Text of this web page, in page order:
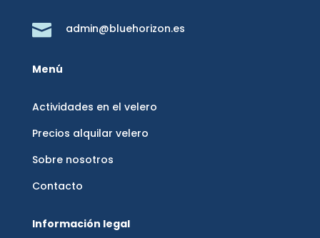
 admin@bluehorizon.es
Menú
Actividades en el velero
Precios alquilar velero
Sobre nosotros
Contacto
Información legal